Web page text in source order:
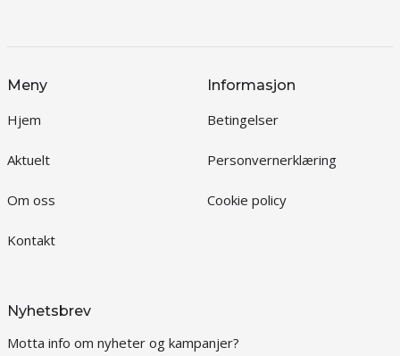
Meny
Hjem
Aktuelt
Om oss
Kontakt
Informasjon
Betingelser
Personvernerklæring
Cookie policy
Nyhetsbrev
Motta info om nyheter og kampanjer?